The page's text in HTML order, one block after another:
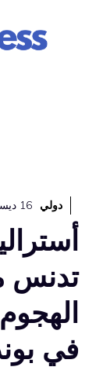
دولي 16 ديسمبر، 2025
تدنس
في